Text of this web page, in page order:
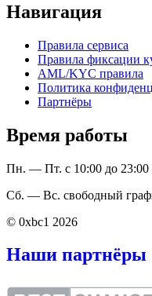
Навигация
Правила сервиса
Правила фиксации
AML/KYC правила
Политика
Партнёры
Время работы
Пн. — Пт. с 10:00 до 23:00
Сб. — Вс. свободный
© 0xbc1 2026
Наши партнёры